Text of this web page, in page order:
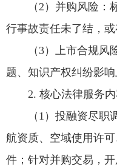
（2）并购风险
行事故责任未了结，
（3）上市合规
题、知识产权纠纷影响
2. 核心法律服务
（1）投融资尽
航资质、空域使用许
件；针对并购交易，